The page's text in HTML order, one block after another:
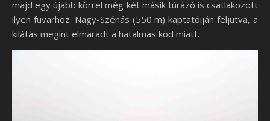
majd egy újabb körrel még két másik túrázó is csatlakozott
ilyen fuvarhoz. Nagy-Szénás (550 m) kaptatóiján feljutva, a
kilátás megint elmaradt a hatalmas köd miatt.